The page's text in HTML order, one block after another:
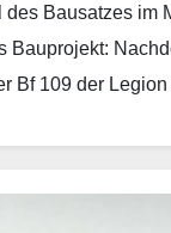
des Bausatzes im
Bauprojekt:
Bf 109 der